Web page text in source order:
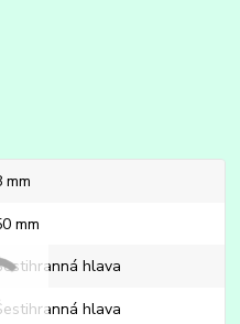
mm
mm
hlava
hlava